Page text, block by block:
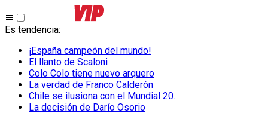
Es tendencia:
¡España campeón del mundo!
El llanto de Scaloni
Colo Colo tiene nuevo arquero
La verdad de Franco Calderón
Chile se ilusiona con el Mundial 20...
La decisión de Darío Osorio